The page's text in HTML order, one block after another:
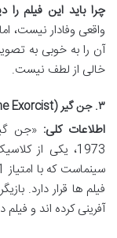
چرا باید این فیلم را
واقعی وفادار
آن را به خوبی به
خالی از لطف نیست.
۳. جن گیر (The Exorcist)
اطلاعات کلی: «جن
1973، یکی از
فیلم ها قرار دارد.
آفرینی کرده اند و فیلم